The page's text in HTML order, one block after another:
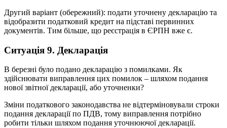
Другий варіант (обережний): подати уточнену декларацію та
відобразити податковий кредит на підставі первинних
документів. Тим більше, що реєстрація в ЄРПН вже є.
Ситуація 9. Декларація
В березні було подано декларацію з помилками. Як
здійснювати виправлення цих помилок – шляхом подання
нової звітної декларації, або уточненки?
Зміни податкового законодавства не відтерміновували строки
подання декларації по ПДВ, тому виправлення потрібно
робити тільки шляхом подання уточнюючої декларації.